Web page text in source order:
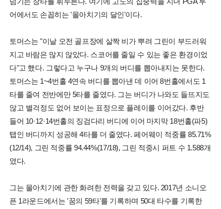
어에서도 손꼽히는 '몰아치기의 달인'이다.
토머스는 "이날 오전 골프장에 살짝 비가 뿌려 그린이 부드러워
지고 바람은 많지 않았다. 스코어를 줄일 수 있는 좋은 환경이었
다"고 했다. 그렇다고 누구나 9개의 버디를 뽑아내지는 못한다.
토머스는 1~4번홀 4연속 버디를 뽑아낸 데 이어 8번홀에서도 1
타를 줄여 전반에만 5타를 줄였다. 그는 버디가 나와도 들뜨지도
않고 별걱정도 없어 보이는 표정으로 플레이를 이어갔다. 후반
들어 10·12·14번홀의 징검다리 버디에 이어 마지막 18번홀(파5)
탭인 버디까지 성공해 4타를 더 줄였다. 페어웨이 적중률 85.71%
(12/14), 그린 적중률 94.44%(17/18), 그린 적중시 퍼트 수 1.588개
였다.
그는 몰아치기에 관한 화려한 전력을 갖고 있다. 2017년 소니오
픈 1라운드에서는 '꿈의 59타'를 기록하며 50대 타수를 기록한